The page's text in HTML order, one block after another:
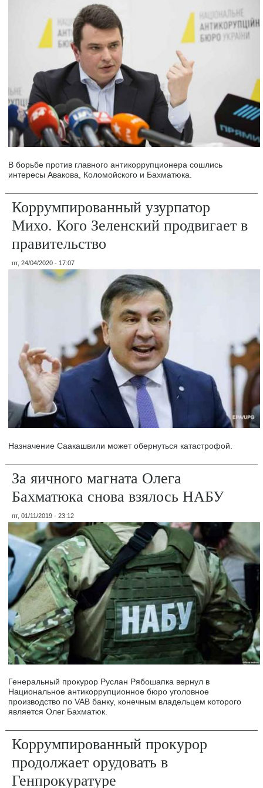
В борьбе против главного антикоррупционера сошлись
интересы Авакова, Коломойского и Бахматюка.
Коррумпированный узурпатор
Михо. Кого Зеленский продвигает в
правительство
пт, 24/04/2020 - 17:07
Назначение Саакашвили может обернуться катастрофой.
За яичного магната Олега
Бахматюка снова взялось НАБУ
пт, 01/11/2019 - 23:12
Генеральный прокурор Руслан Рябошапка вернул в
Национальное антикоррупционное бюро уголовное
производство по VAB банку, конечным владельцем которого
является Олег Бахматюк.
Коррумпированный прокурор
продолжает орудовать в
Генпрокуратуре